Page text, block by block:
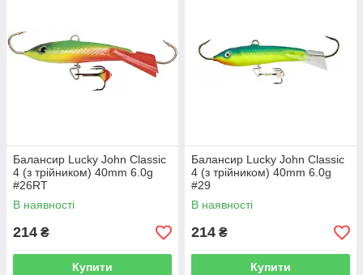
Балансир Lucky John Classic
4 (з трійником) 40mm 6.0g
#26RT
В наявності
214 ₴
Купити
Балансир Lucky John Classic
4 (з трійником) 40mm 6.0g
#29
В наявності
214 ₴
Купити